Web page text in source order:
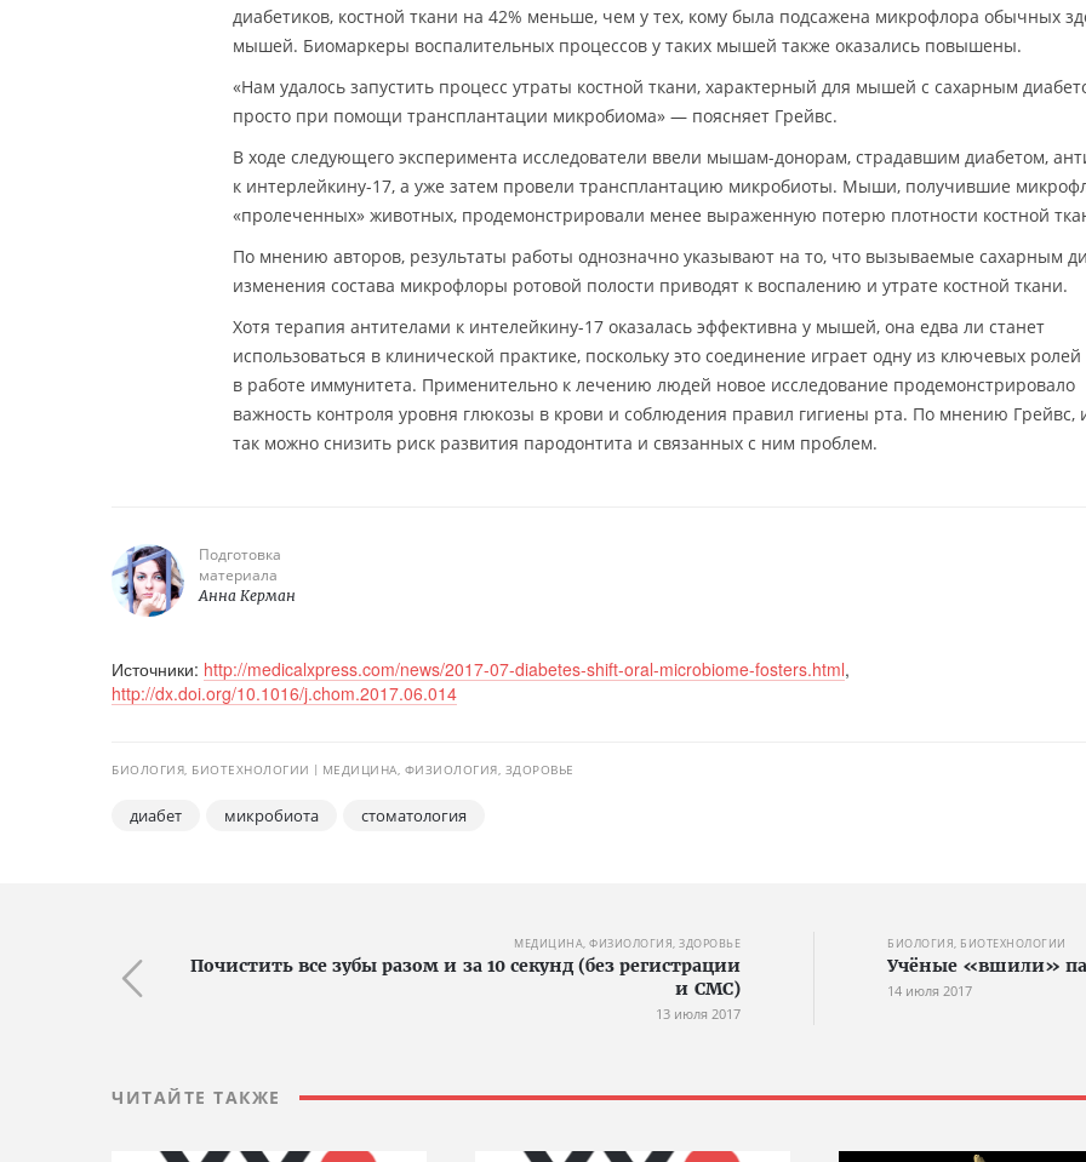
диабетиков, костной ткани на 42% меньше, чем у тех, кому была подсажена микрофлора обычных
мышей. Биомаркеры воспалительных процессов у таких мышей также оказались повышены.
«Нам удалось запустить процесс утраты костной ткани, характерный для мышей с сахарным
просто при помощи трансплантации микробиома» — поясняет Грейвс.
В ходе следующего эксперимента исследователи ввели мышам-донорам, страдавшим диабетом,
к интерлейкину-17, а уже затем провели трансплантацию микробиоты. Мыши, получившие
«пролеченных» животных, продемонстрировали менее выраженную потерю плотности костной
По мнению авторов, результаты работы однозначно указывают на то, что вызываемые сахарным
изменения состава микрофлоры ротовой полости приводят к воспалению и утрате костной ткани.
Хотя терапия антителами к интелейкину-17 оказалась эффективна у мышей, она едва ли станет
использоваться в клинической практике, поскольку это соединение играет одну из ключевых ролей
в работе иммунитета. Применительно к лечению людей новое исследование продемонстрировало
важность контроля уровня глюкозы в крови и соблюдения правил гигиены рта. По мнению Грейвс,
так можно снизить риск развития пародонтита и связанных с ним проблем.
Подготовка
материала
Анна Керман
Источники: http://medicalxpress.com/news/2017-07-diabetes-shift-oral-microbiome-fosters.html,
http://dx.doi.org/10.1016/j.chom.2017.06.014
БИОЛОГИЯ, БИОТЕХНОЛОГИИ МЕДИЦИНА, ФИЗИОЛОГИЯ, ЗДОРОВЬЕ
диабет микробиота стоматология
МЕДИЦИНА, ФИЗИОЛОГИЯ, ЗДОРОВЬЕ
Почистить все зубы разом и за 10 секунд (без регистрации
и СМС)
13 июля 2017
БИОЛОГИЯ, БИОТЕХНОЛОГИИ
Учёные «вшили»
14 июля 2017
ЧИТАЙТЕ ТАКЖЕ